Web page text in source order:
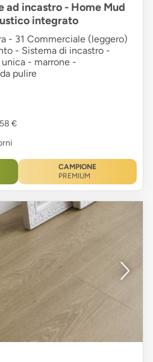
ad incastro - Home Mud
integrato
- 31 Commerciale (leggero)
- Sistema di incastro -
- marrone -
pulire
€
CAMPIONE
PREMIUM